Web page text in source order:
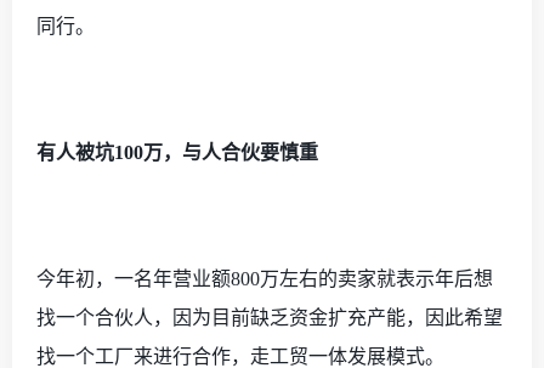
同行。
有人被坑100万，与人合伙要慎重
今年初，一名年营业额800万左右的卖家就表示年后想
找一个合伙人，因为目前缺乏资金扩充产能，因此希望
找一个工厂来进行合作，走工贸一体发展模式。